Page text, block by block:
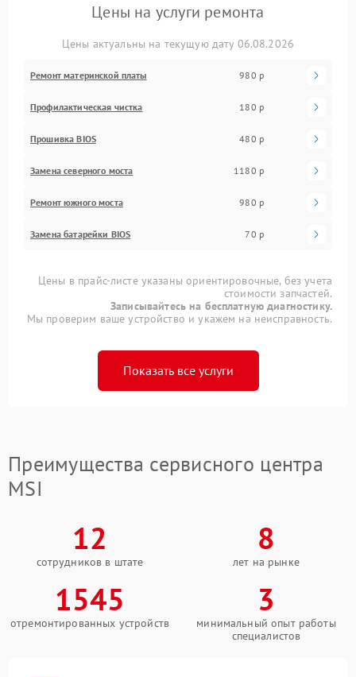
Цены на услуги ремонта
Цены актуальны на текущую дату 06.08.2026
Ремонт материнской платы 980 р
Профилактическая чистка 180 р
Прошивка BIOS 480 р
Замена северного моста 1180 р
Ремонт южного моста 980 р
Замена батарейки BIOS 70 р
Цены в прайс-листе указаны ориентировочные, без учета
стоимости запчастей.
Записывайтесь на бесплатную диагностику.
Мы проверим ваше устройство и укажем на неисправность.
Показать все услуги
Преимущества сервисного центра
MSI
12
сотрудников в штате
8
лет на рынке
1545
отремонтированных устройств
3
минимальный опыт работы
специалистов